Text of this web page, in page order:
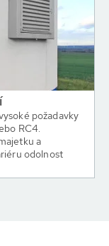
požadavky
RC4.
a
odolnost